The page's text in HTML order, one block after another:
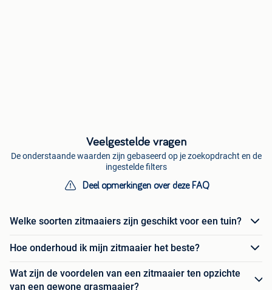
Veelgestelde vragen
De onderstaande waarden zijn gebaseerd op je zoekopdracht en de
ingestelde filters
Deel opmerkingen over deze FAQ
Welke soorten zitmaaiers zijn geschikt voor een tuin?
Hoe onderhoud ik mijn zitmaaier het beste?
Wat zijn de voordelen van een zitmaaier ten opzichte
van een gewone grasmaaier?